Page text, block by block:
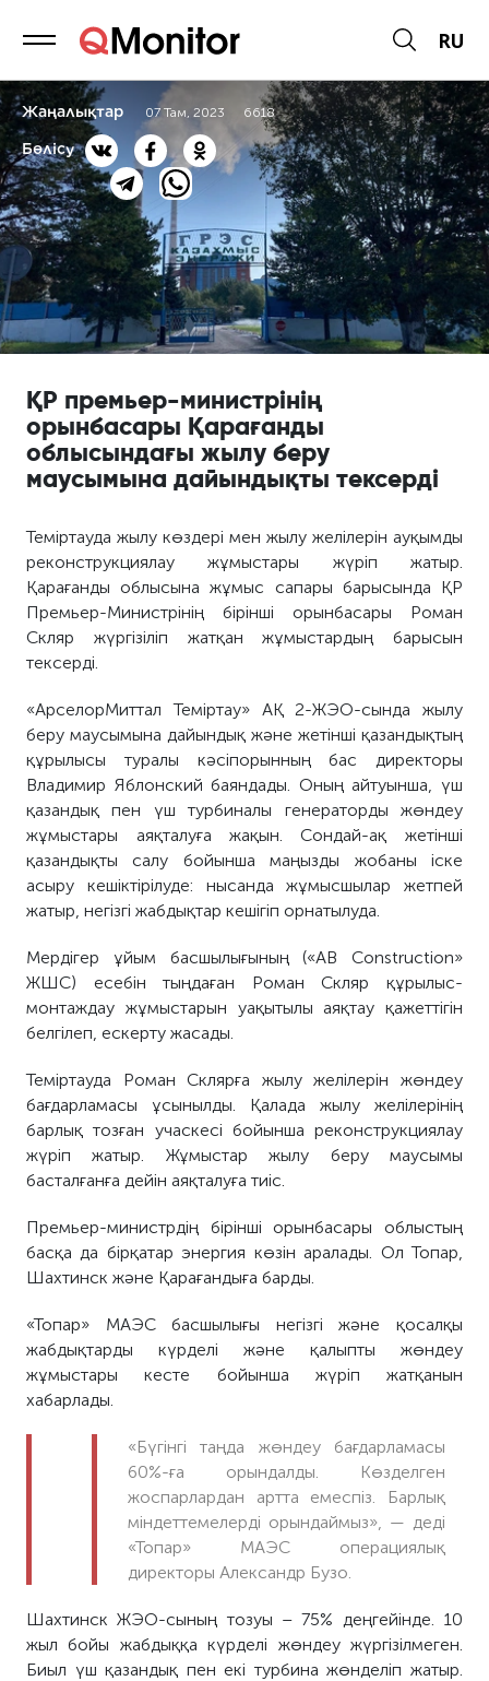
RU
Жаңалықтар 07 Там, 2023 6618
Бөлісу
ҚР премьер-министрінің
орынбасары Қарағанды
облысындағы жылу беру
маусымына дайындықты тексерді
Теміртауда жылу көздері мен жылу желілерін ауқымды
реконструкциялау жұмыстары жүріп жатыр.
Қарағанды облысына жұмыс сапары барысында ҚР
Премьер-Министрінің бірінші орынбасары Роман
Скляр жүргізіліп жатқан жұмыстардың барысын
тексерді.
«АрселорМиттал Теміртау» АҚ 2-ЖЭО-сында жылу
беру маусымына дайындық және жетінші қазандықтың
құрылысы туралы кәсіпорынның бас директоры
Владимир Яблонский баяндады. Оның айтуынша, үш
қазандық пен үш турбиналы генераторды жөндеу
жұмыстары аяқталуға жақын. Сондай-ақ жетінші
қазандықты салу бойынша маңызды жобаны іске
асыру кешіктірілуде: нысанда жұмысшылар жетпей
жатыр, негізгі жабдықтар кешігіп орнатылуда.
Мердігер ұйым басшылығының («AB Construction»
ЖШС) есебін тыңдаған Роман Скляр құрылыс-
монтаждау жұмыстарын уақытылы аяқтау қажеттігін
белгілеп, ескерту жасады.
Теміртауда Роман Склярға жылу желілерін жөндеу
бағдарламасы ұсынылды. Қалада жылу желілерінің
барлық тозған учаскесі бойынша реконструкциялау
жүріп жатыр. Жұмыстар жылу беру маусымы
басталғанға дейін аяқталуға тиіс.
Премьер-министрдің бірінші орынбасары облыстың
басқа да бірқатар энергия көзін аралады. Ол Топар,
Шахтинск және Қарағандыға барды.
«Топар» МАЭС басшылығы негізгі және қосалқы
жабдықтарды күрделі және қалыпты жөндеу
жұмыстары кесте бойынша жүріп жатқанын
хабарлады.
«Бүгінгі таңда жөндеу бағдарламасы
60%-ға орындалды. Көзделген
жоспарлардан артта емеспіз. Барлық
міндеттемелерді орындаймыз», — деді
«Топар» МАЭС операциялық
директоры Александр Бузо.
Шахтинск ЖЭО-сының тозуы – 75% деңгейінде. 10
жыл бойы жабдыққа күрделі жөндеу жүргізілмеген.
Биыл үш қазандық пен екі турбина жөнделіп жатыр.